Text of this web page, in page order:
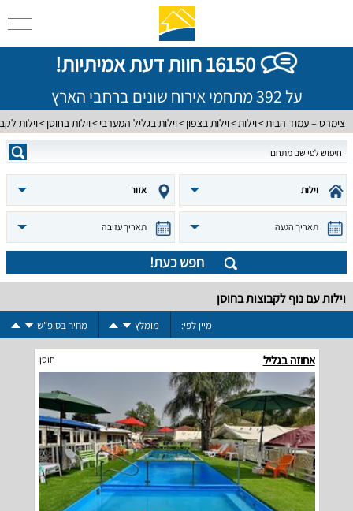
16150 חוות דעת אמיתיות!
על 392 מתחמי אירוח שונים ברחבי הארץ
צימרס – עמוד הבית וילות וילות בצפון וילות בגליל המערבי וילות בחוסן וילות
וילות אזור
תאריך הגעה תאריך עזיבה
חפש כעת!
וילות עם נוף לקבוצות בחוסן
מיין לפי: מומלץ מחיר בסופ"ש
אחוזה בגליל חוסן